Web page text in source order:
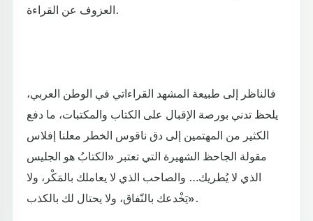
العزوف عن القراءة.
فالناظر إلى طبيعة المشهد القراءاتي في الوطن العربي،
يلحظ تدني بورصة الإقبال على الكتاب والمكتبات، ما دفع
الكثير من المهتمين إلى دق ناقوس الخطر معلنا إفلاس
مقولة الجاحظ الشهيرة التي تعتبر «الكتابُ هو الجليس
الذي لا يُطريك… والصاحب الذي لا يعاملك بالمَكْر، ولا
يَخْدعك بالنّفاق، ولا يحتال لك بالكذب».